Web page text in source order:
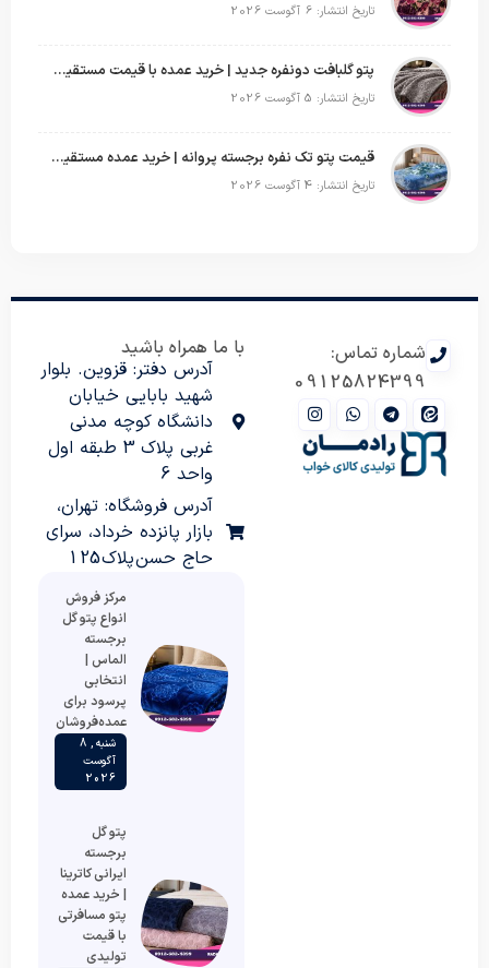
تاریخ انتشار: 6 آگوست 2026
پتو گلبافت دونفره جدید | خرید عمده با قیمت مستقیم و طرح‌های پرفروش بازار
تاریخ انتشار: 5 آگوست 2026
قیمت پتو تک نفره برجسته پروانه | خرید عمده مستقیم با بهترین قیمت بازار
تاریخ انتشار: 4 آگوست 2026
شماره تماس:
09125824399
با ما همراه باشید
آدرس دفتر: قزوین. بلوار
شهید بابایی خیابان
دانشگاه کوچه مدنی
غربی پلاک 3 طبقه اول
واحد 6
آدرس فروشگاه: تهران،
بازار پانزده خرداد، سرای
حاج حسن پلاک 125
مرکز فروش
انواع پتو گل
برجسته
الماس |
انتخابی
پرسود برای
عمده‌فروشان
شنبه , 8
آگوست
2026
پتو گل
برجسته
ایرانی کاترینا
| خرید عمده
پتو مسافرتی
با قیمت
تولیدی